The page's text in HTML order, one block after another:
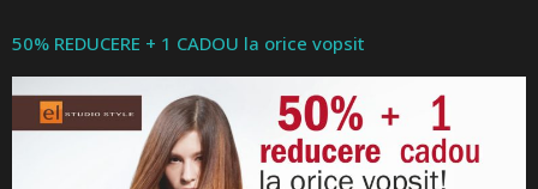
50% REDUCERE + 1 CADOU la orice vopsit